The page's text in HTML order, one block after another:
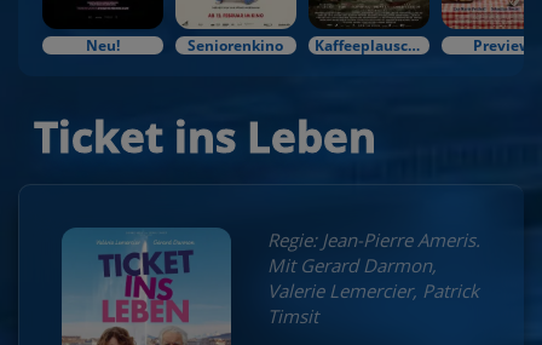
Neu! Seniorenkino Kaffeeplausch & Kinozauber Preview
Ticket ins Leben
Regie: Jean-Pierre Ameris.
Mit Gerard Darmon,
Valerie Lemercier, Patrick
Timsit